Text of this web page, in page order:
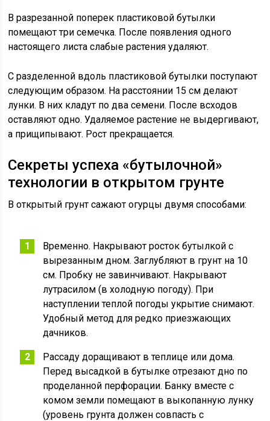
В разрезанной поперек пластиковой бутылки
помещают три семечка. После появления одного
настоящего листа слабые растения удаляют.
С разделенной вдоль пластиковой бутылки поступают
следующим образом. На расстоянии 15 см делают
лунки. В них кладут по два семени. После всходов
оставляют одно. Удаляемое растение не выдергивают,
а прищипывают. Рост прекращается.
Секреты успеха «бутылочной»
технологии в открытом грунте
В открытый грунт сажают огурцы двумя способами:
Временно. Накрывают росток бутылкой с
вырезанным дном. Заглубляют в грунт на 10
см. Пробку не завинчивают. Накрывают
лутрасилом (в холодную погоду). При
наступлении теплой погоды укрытие снимают.
Удобный метод для редко приезжающих
дачников.
Рассаду доращивают в теплице или дома.
Перед высадкой в бутылке отрезают дно по
проделанной перфорации. Банку вместе с
комом земли помещают в выкопанную лунку
(уровень грунта должен совпасть с